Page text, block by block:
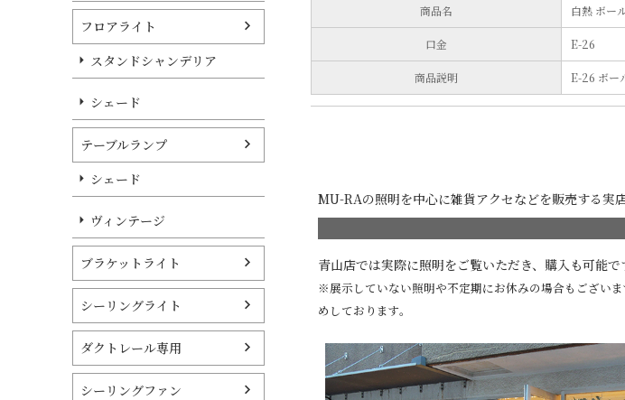
フロアライト
スタンドシャンデリア
シェード
テーブルランプ
シェード
ヴィンテージ
ブラケットライト
シーリングライト
ダクトレール専用
シーリングファン
商品名 白熱 ボー
口金 E-26
商品説明 E-26 ボー
MU-RAの照明を中心に雑貨アクセなどを販売する実
青山店では実際に照明をご覧いただき、購入も可能で
※展示していない照明や不定期にお休みの場合もござい
めしております。